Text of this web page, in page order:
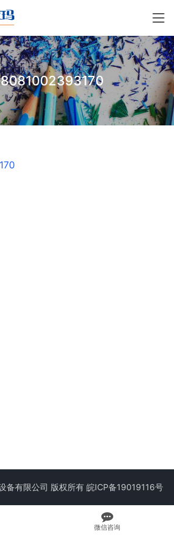
备有限公司 版权所有 皖ICP备19019116号
微信咨询